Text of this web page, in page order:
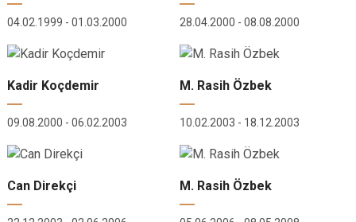
04.02.1999 - 01.03.2000 28.04.2000 - 08.08.2000
Kadir Koçdemir
09.08.2000 - 06.02.2003
M. Rasih Özbek
10.02.2003 - 18.12.2003
Can Direkçi M. Rasih Özbek